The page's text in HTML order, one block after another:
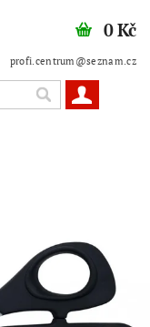
profi.centrum@seznam.cz
0 Kč